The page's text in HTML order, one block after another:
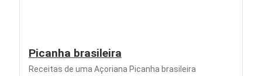
Picanha brasileira
Receitas de uma Açoriana Picanha brasileira